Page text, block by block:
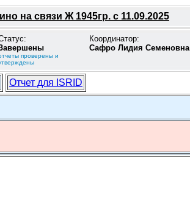
на связи Ж 1945гр. с 11.09.2025
проверены и
Координатор:
Сафро Лидия Семеновна
Отчет для ISRID